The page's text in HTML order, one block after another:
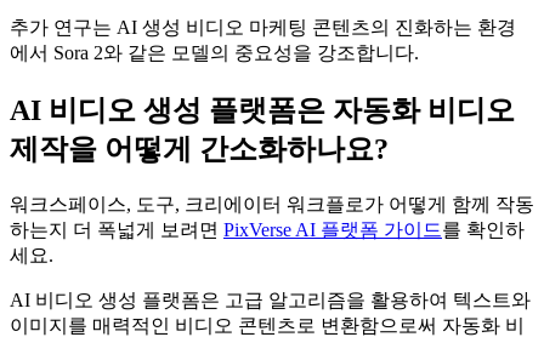
추가 연구는 AI 생성 비디오 마케팅 콘텐츠의 진화하는 환경
에서 Sora 2와 같은 모델의 중요성을 강조합니다.
AI 비디오 생성 플랫폼은 자동화 비디오
제작을 어떻게 간소화하나요?
워크스페이스, 도구, 크리에이터 워크플로가 어떻게 함께 작동
하는지 더 폭넓게 보려면 PixVerse AI 플랫폼 가이드를 확인하
세요.
AI 비디오 생성 플랫폼은 고급 알고리즘을 활용하여 텍스트와
이미지를 매력적인 비디오 콘텐츠로 변환함으로써 자동화 비